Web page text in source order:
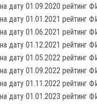
на дату 01.09.2020 рейтинг
на дату 01.01.2021 рейтинг
на дату 01.06.2021 рейтинг
на дату 01.12.2021 рейтинг
на дату 01.05.2022 рейтинг
на дату 01.09.2022 рейтинг
на дату 01.11.2022 рейтинг
на дату 01.01.2023 рейтинг